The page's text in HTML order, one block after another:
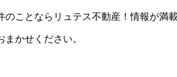
ことならリュテス不動産！情報が満載
かせください。